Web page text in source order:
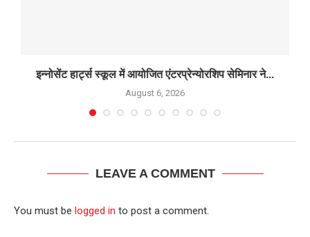
इन्नोसेंट हार्ट्स स्कूल में आयोजित एंटरप्रेन्योरशिप सेमिनार ने...
August 6, 2026
LEAVE A COMMENT
You must be logged in to post a comment.